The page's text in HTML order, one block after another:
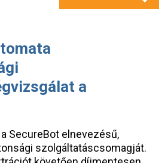
a
SecureBot elnevezésű,
szolgáltatáscsomagját.